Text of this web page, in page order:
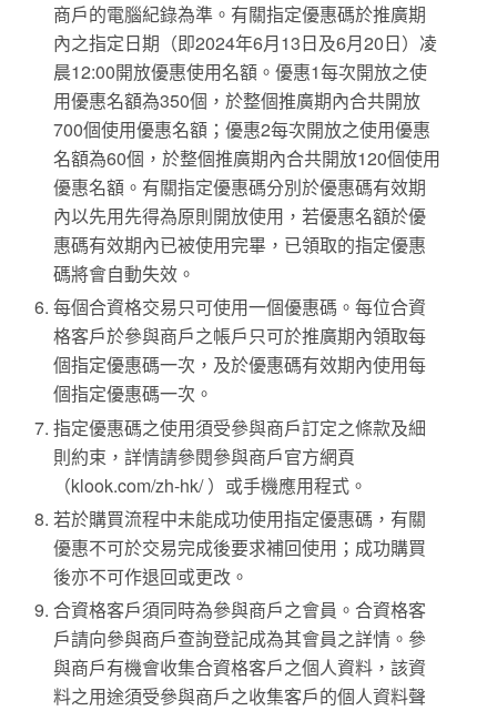
商戶的電腦紀錄為準。有關指定優惠碼於推廣期
內之指定日期（即2024年6月13日及6月20日）凌
晨12:00開放優惠使用名額。優惠1每次開放之使
用優惠名額為350個，於整個推廣期內合共開放
700個使用優惠名額；優惠2每次開放之使用優惠
名額為60個，於整個推廣期內合共開放120個使用
優惠名額。有關指定優惠碼分別於優惠碼有效期
內以先用先得為原則開放使用，若優惠名額於優
惠碼有效期內已被使用完畢，已領取的指定優惠
碼將會自動失效。
每個合資格交易只可使用一個優惠碼。每位合資
格客戶於參與商戶之帳戶只可於推廣期內領取每
個指定優惠碼一次，及於優惠碼有效期內使用每
個指定優惠碼一次。
指定優惠碼之使用須受參與商戶訂定之條款及細
則約束，詳情請參閱參與商戶官方網頁
（klook.com/zh-hk/ ）或手機應用程式。
若於購買流程中未能成功使用指定優惠碼，有關
優惠不可於交易完成後要求補回使用；成功購買
後亦不可作退回或更改。
合資格客戶須同時為參與商戶之會員。合資格客
戶請向參與商戶查詢登記成為其會員之詳情。參
與商戶有機會收集合資格客戶之個人資料，該資
料之用途須受參與商戶之收集客戶的個人資料聲